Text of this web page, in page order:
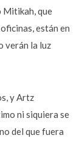
Mitikah, que
están en
verán la luz
y Artz
ni siquiera se
del que fuera